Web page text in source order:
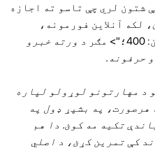
شتون لري چې تاسو ته اجازه
لکه آنلاین فورمونه،
د ورته خبرو
حرفونه.
ستاسو د مهارتونو لوړولو لپاره
هرصورت، په بشپړ ډول په
تکیه مه کوئ. دا هم
کې تمرین کړئ، د اصلي